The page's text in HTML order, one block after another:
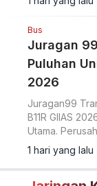
DCVI
Mitra
Keluarga
Ditambah
pelayanan
para operator
1 hari yang lalu
Juragan